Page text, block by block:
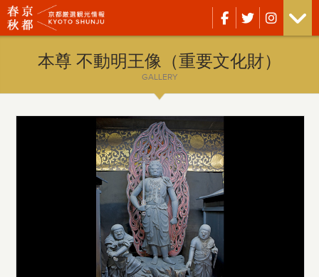
本尊 不動明王像（重要文化財）
GALLERY